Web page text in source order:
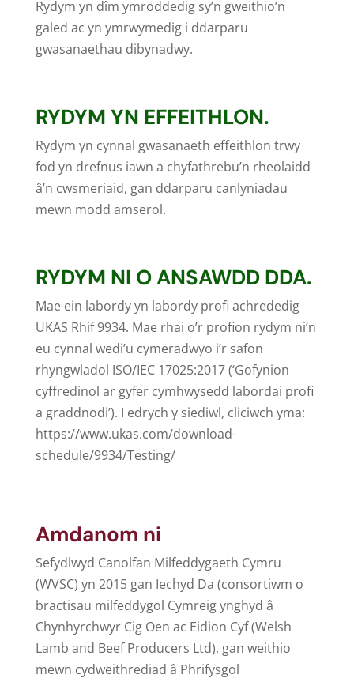
Rydym yn dîm ymroddedig sy’n gweithio’n
galed ac yn ymrwymedig i ddarparu
gwasanaethau dibynadwy.
RYDYM YN EFFEITHLON.
Rydym yn cynnal gwasanaeth effeithlon trwy
fod yn drefnus iawn a chyfathrebu’n rheolaidd
â’n cwsmeriaid, gan ddarparu canlyniadau
mewn modd amserol.
RYDYM NI O ANSAWDD DDA.
Mae ein labordy yn labordy profi achrededig
UKAS Rhif 9934. Mae rhai o’r profion rydym ni’n
eu cynnal wedi’u cymeradwyo i’r safon
rhyngwladol ISO/IEC 17025:2017 (‘Gofynion
cyffredinol ar gyfer cymhwysedd labordai profi
a graddnodi’). I edrych y siediwl, cliciwch yma:
https://www.ukas.com/download-
schedule/9934/Testing/
Amdanom ni
Sefydlwyd Canolfan Milfeddygaeth Cymru
(WVSC) yn 2015 gan Iechyd Da (consortiwm o
bractisau milfeddygol Cymreig ynghyd â
Chynhyrchwyr Cig Oen ac Eidion Cyf (Welsh
Lamb and Beef Producers Ltd), gan weithio
mewn cydweithrediad â Phrifysgol